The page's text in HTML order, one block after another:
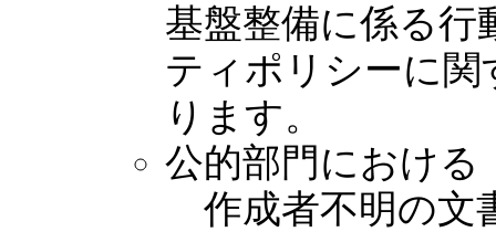
基盤整備に係る行
ティポリシーに
ります。
公的部門における
作成者不明の文